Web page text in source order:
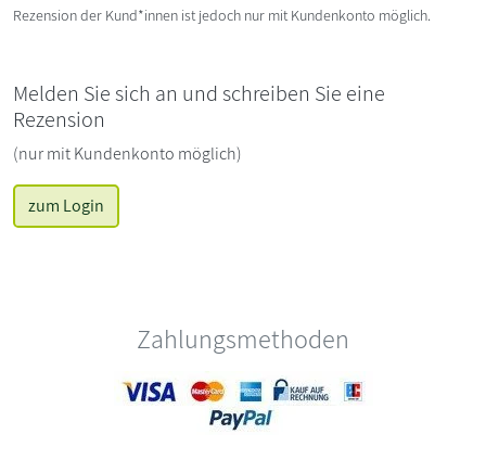
Rezension der Kund*innen ist jedoch nur mit Kundenkonto möglich.
Melden Sie sich an und schreiben Sie eine
Rezension
(nur mit Kundenkonto möglich)
zum Login
Zahlungsmethoden